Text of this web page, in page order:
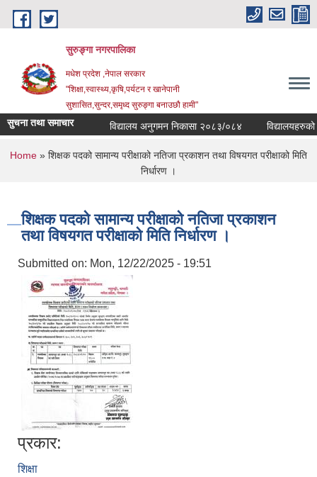
Skip to main content
सुरुङ्‍गा नगरपालिका
मधेश प्रदेश ,नेपाल सरकार
"शिक्षा,स्वास्थ्य,कृषि,पर्यटन र खानेपानी
सुशासित,सुन्दर,समृध्द सुरुङ्गा बनाउछौ हामी"
सुचना तथा समाचार विद्यालय अनुगमन निकासा २०८३/०८४ विद्यालयहरुको
You are here
Home » शिक्षक पदको सामान्य परीक्षाको नतिजा प्रकाशन तथा विषयगत परीक्षाको मिति
निर्धारण ।
शिक्षक पदको सामान्य परीक्षाको नतिजा प्रकाशन
तथा विषयगत परीक्षाको मिति निर्धारण ।
Submitted on: Mon, 12/22/2025 - 19:51
प्रकार:
शिक्षा